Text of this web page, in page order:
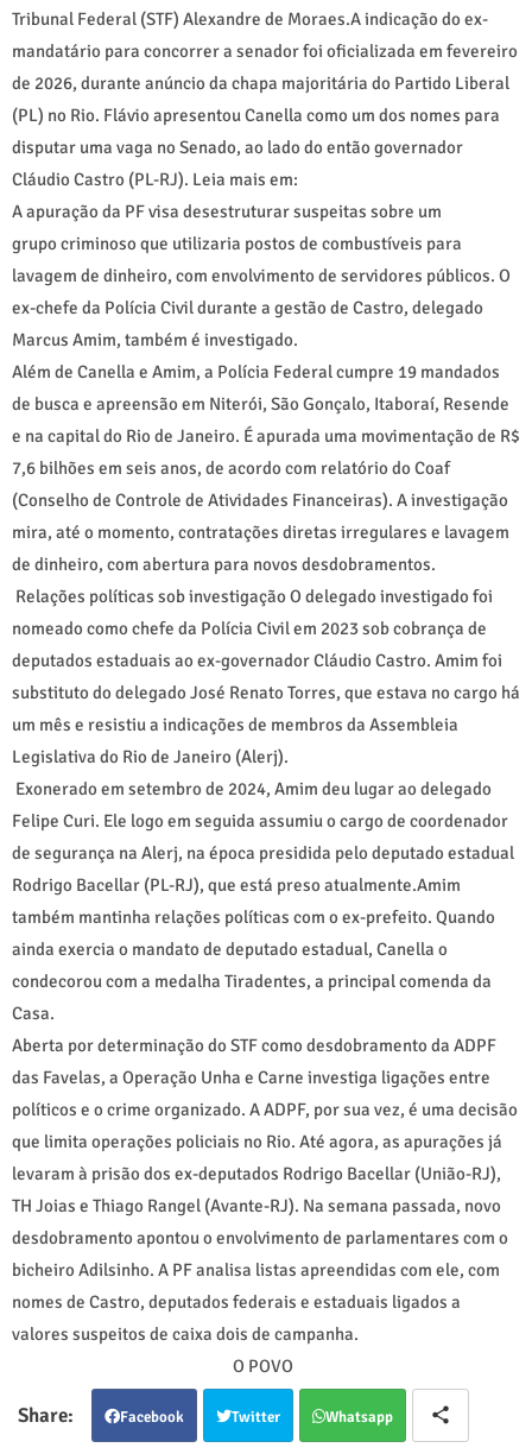
Tribunal Federal (STF) Alexandre de Moraes.A indicação do ex-
mandatário para concorrer a senador foi oficializada em fevereiro
de 2026, durante anúncio da chapa majoritária do Partido Liberal
(PL) no Rio. Flávio apresentou Canella como um dos nomes para
disputar uma vaga no Senado, ao lado do então governador
Cláudio Castro (PL-RJ). Leia mais em:
A apuração da PF visa desestruturar suspeitas sobre um
grupo criminoso que utilizaria postos de combustíveis para
lavagem de dinheiro, com envolvimento de servidores públicos. O
ex-chefe da Polícia Civil durante a gestão de Castro, delegado
Marcus Amim, também é investigado.
Além de Canella e Amim, a Polícia Federal cumpre 19 mandados
de busca e apreensão em Niterói, São Gonçalo, Itaboraí, Resende
e na capital do Rio de Janeiro. É apurada uma movimentação de R$
7,6 bilhões em seis anos, de acordo com relatório do Coaf
(Conselho de Controle de Atividades Financeiras). A investigação
mira, até o momento, contratações diretas irregulares e lavagem
de dinheiro, com abertura para novos desdobramentos.
Relações políticas sob investigação O delegado investigado foi
nomeado como chefe da Polícia Civil em 2023 sob cobrança de
deputados estaduais ao ex-governador Cláudio Castro. Amim foi
substituto do delegado José Renato Torres, que estava no cargo há
um mês e resistiu a indicações de membros da Assembleia
Legislativa do Rio de Janeiro (Alerj).
Exonerado em setembro de 2024, Amim deu lugar ao delegado
Felipe Curi. Ele logo em seguida assumiu o cargo de coordenador
de segurança na Alerj, na época presidida pelo deputado estadual
Rodrigo Bacellar (PL-RJ), que está preso atualmente.Amim
também mantinha relações políticas com o ex-prefeito. Quando
ainda exercia o mandato de deputado estadual, Canella o
condecorou com a medalha Tiradentes, a principal comenda da
Casa.
Aberta por determinação do STF como desdobramento da ADPF
das Favelas, a Operação Unha e Carne investiga ligações entre
políticos e o crime organizado. A ADPF, por sua vez, é uma decisão
que limita operações policiais no Rio. Até agora, as apurações já
levaram à prisão dos ex-deputados Rodrigo Bacellar (União-RJ),
TH Joias e Thiago Rangel (Avante-RJ). Na semana passada, novo
desdobramento apontou o envolvimento de parlamentares com o
bicheiro Adilsinho. A PF analisa listas apreendidas com ele, com
nomes de Castro, deputados federais e estaduais ligados a
valores suspeitos de caixa dois de campanha.
O POVO
Facebook Twitter Whatsapp